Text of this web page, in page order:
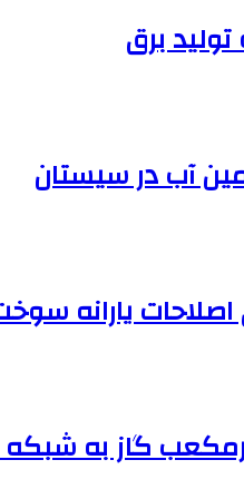
برق
یارانه